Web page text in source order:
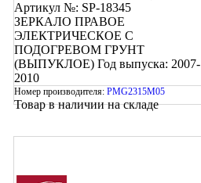
Артикул №: SP-18345
ЗЕРКАЛО ПРАВОЕ
ЭЛЕКТРИЧЕСКОЕ С
ПОДОГРЕВОМ ГРУНТ
(ВЫПУКЛОЕ) Год выпуска: 2007-
2010
Номер производителя: PMG2315M05
Товар в наличии на складе